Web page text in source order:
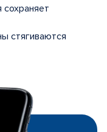
стягиваются